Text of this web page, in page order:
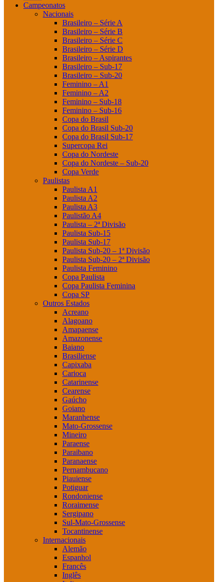
Campeonatos
Nacionais
Brasileiro – Série A
Brasileiro – Série B
Brasileiro – Série C
Brasileiro – Série D
Brasileiro – Aspirantes
Brasileiro – Sub-17
Brasileiro – Sub-20
Feminino – A1
Feminino – A2
Feminino – Sub-18
Feminino – Sub-16
Copa do Brasil
Copa do Brasil Sub-20
Copa do Brasil Sub-17
Supercopa Rei
Copa do Nordeste
Copa do Nordeste – Sub-20
Copa Verde
Paulistas
Paulista A1
Paulista A2
Paulista A3
Paulistão A4
Paulista – 2ª Divisão
Paulista Sub-15
Paulista Sub-17
Paulista Sub-20 – 1ª Divisão
Paulista Sub-20 – 2ª Divisão
Paulista Feminino
Copa Paulista
Copa Paulista Feminina
Copa SP
Outros Estados
Acreano
Alagoano
Amapaense
Amazonense
Baiano
Brasiliense
Capixaba
Carioca
Catarinense
Cearense
Gaúcho
Goiano
Maranhense
Mato-Grossense
Mineiro
Paraense
Paraibano
Paranaense
Pernambucano
Piauiense
Potiguar
Rondoniense
Roraimense
Sergipano
Sul-Mato-Grossense
Tocantinense
Internacionais
Alemão
Espanhol
Francês
Inglês